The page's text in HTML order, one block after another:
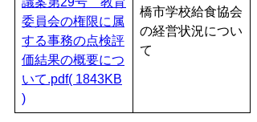
委員会の権限に属
する事務の点検評
価結果の概要につ
いて.pdf( 1843KB
)
橋市学校給食協会
の経営状況につい
て